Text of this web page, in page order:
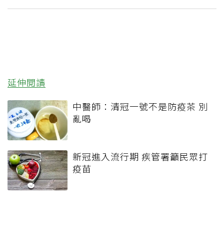
延伸閱讀
中醫師：清冠一號不是防疫茶 別
亂喝
新冠進入流行期 疾管署籲民眾打
疫苗